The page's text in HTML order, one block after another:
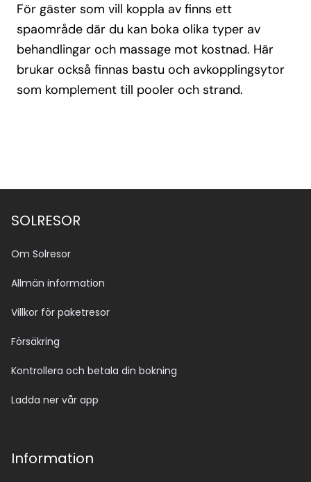
För gäster som vill koppla av finns ett
spaområde där du kan boka olika typer av
behandlingar och massage mot kostnad. Här
brukar också finnas bastu och avkopplingsytor
som komplement till pooler och strand.
SOLRESOR
Om Solresor
Allmän information
Villkor för paketresor
Försäkring
Kontrollera och betala din bokning
Ladda ner vår app
Information